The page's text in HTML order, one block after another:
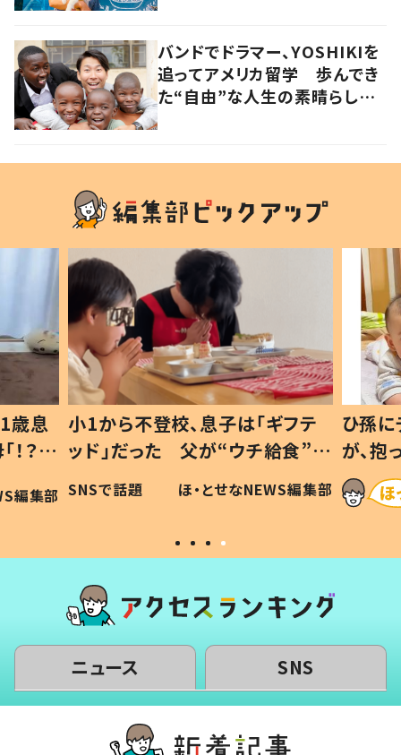
バンドでドラマー、YOSHIKIを
追ってアメリカ留学 歩んでき
た“自由”な人生の素晴らしさ
歳息
？」
編集部
小1から不登校、息子は「ギフテ
ッド」だった 父が“ウチ給食”を
作り続ける理由とは #令和の親
#令和の子
SNSで話題 ほ・とせなNEWS編集部
ひ孫
が、
「涙が
い」
ニュース SNS